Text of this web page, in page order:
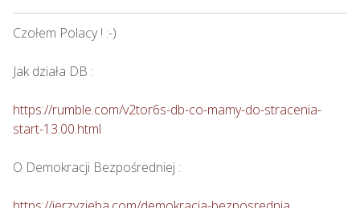
Czołem Polacy ! :-)
Jak działa DB :
https://rumble.com/v2tor6s-db-co-mamy-do-stracenia-
start-13.00.html
O Demokracji Bezpośredniej :